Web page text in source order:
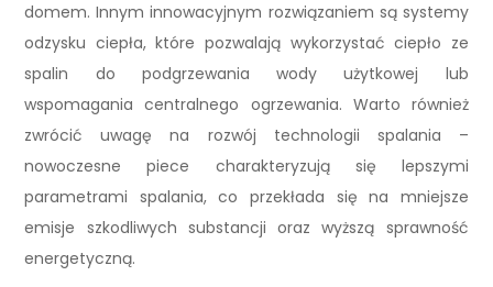
domem. Innym innowacyjnym rozwiązaniem są systemy
odzysku ciepła, które pozwalają wykorzystać ciepło ze
spalin do podgrzewania wody użytkowej lub
wspomagania centralnego ogrzewania. Warto również
zwrócić uwagę na rozwój technologii spalania –
nowoczesne piece charakteryzują się lepszymi
parametrami spalania, co przekłada się na mniejsze
emisje szkodliwych substancji oraz wyższą sprawność
energetyczną.